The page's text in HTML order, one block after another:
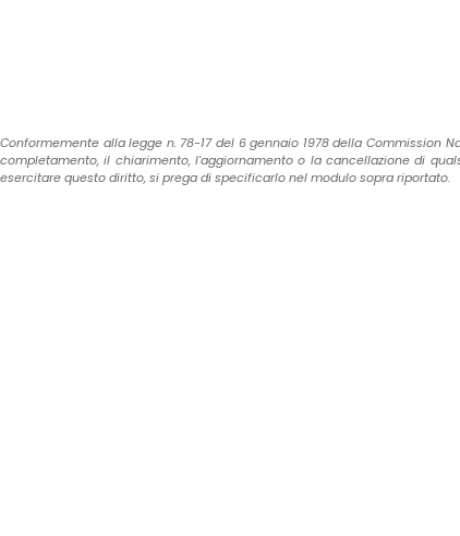
Conformemente alla legge n. 78-17 del 6 gennaio 1978 della
completamento, il chiarimento, l'aggiornamento o la cancellazione di
esercitare questo diritto, si prega di specificarlo nel modulo sopra riportato.